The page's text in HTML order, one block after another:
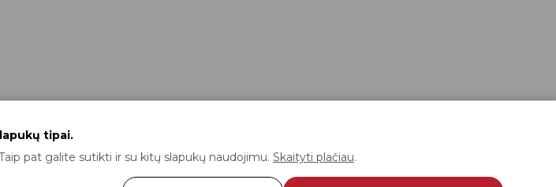
būdai Prekių grąžinimas Neįgaliųjų technikos pritaikymas ir remontas
tipai.
pat galite sutikti ir su kitų slapukų naudojimu.Skaityti plačiau.